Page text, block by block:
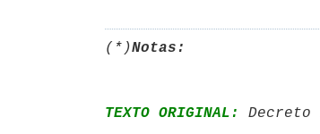
(*)Notas:
TEXTO ORIGINAL: Decreto